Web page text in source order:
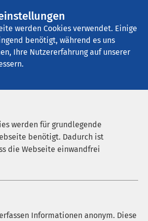
werden Cookies verwendet. Einige
benötigt, während es uns
Ihre Nutzererfahrung auf unserer
werden für grundlegende
benötigt. Dadurch ist
die Webseite einwandfrei
Informationen anonym. Diese